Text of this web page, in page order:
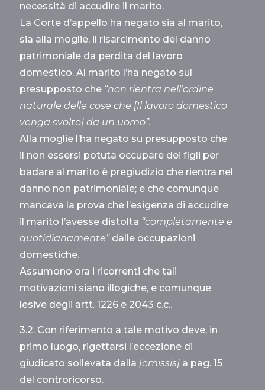
necessità di accudire il marito.
La Corte d’appello ha negato sia al marito,
sia alla moglie, il risarcimento del danno
patrimoniale da perdita del lavoro
domestico. Al marito l’ha negato sul
presupposto che “non rientra nell’ordine
naturale delle cose che [Il lavoro domestico
venga svolto] da un uomo”.
Alla moglie l’ha negato su presupposto che
il non essersi potuta occupare dei figli per
badare al marito è pregiudizio che rientra nel
danno non patrimoniale; e che comunque
mancava la prova che l’esigenza di accudire
il marito l’avesse distolta “completamente e
quotidianamente”dalle occupazioni
domestiche.
Assumono ora i ricorrenti che tali
motivazioni siano illogiche, e comunque
lesive degli artt. 1226 e 2043 c.c..
3.2. Con riferimento a tale motivo deve, in
primo luogo, rigettarsi l’eccezione di
giudicato sollevata dalla [omissis] a pag. 15
del controricorso.